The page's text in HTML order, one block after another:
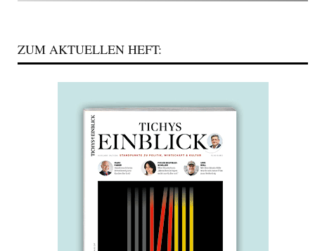
ZUM AKTUELLEN HEFT: